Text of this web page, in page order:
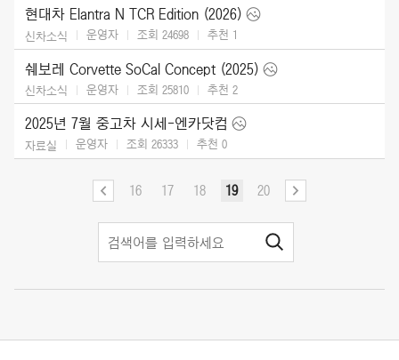
현대차 Elantra N TCR Edition (2026)
신차소식 운영자 조회 24698 추천 1
쉐보레 Corvette SoCal Concept (2025)
신차소식 운영자 조회 25810 추천 2
2025년 7월 중고차 시세-엔카닷컴
자료실 운영자 조회 26333 추천 0
16 17 18 19 20